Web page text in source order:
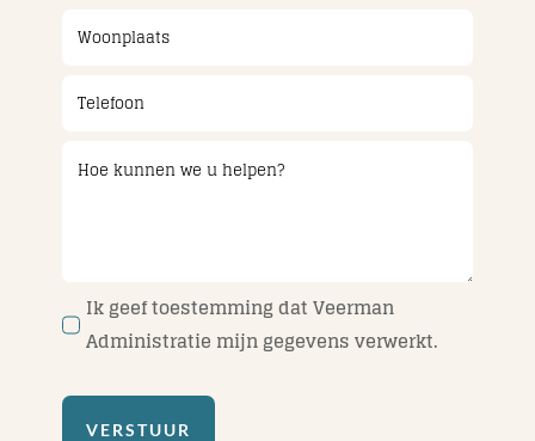
Ik geef toestemming dat Veerman
Administratie mijn gegevens verwerkt.
VERSTUUR